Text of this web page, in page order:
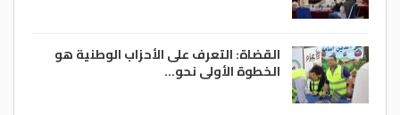
القضاة: التعرف على الأحزاب الوطنية هو
الخطوة الأولى نحو…